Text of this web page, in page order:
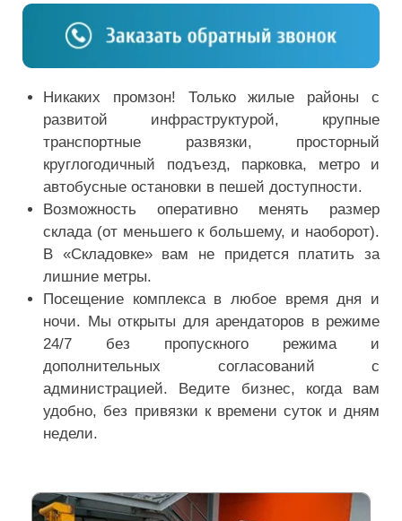
Никаких промзон! Только жилые районы с
развитой инфраструктурой, крупные
транспортные развязки, просторный
круглогодичный подъезд, парковка, метро и
автобусные остановки в пешей доступности.
Возможность оперативно менять размер
склада (от меньшего к большему, и наоборот).
В «Складовке» вам не придется платить за
лишние метры.
Посещение комплекса в любое время дня и
ночи. Мы открыты для арендаторов в режиме
24/7 без пропускного режима и
дополнительных согласований с
администрацией. Ведите бизнес, когда вам
удобно, без привязки к времени суток и дням
недели.